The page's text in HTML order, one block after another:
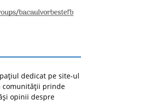
dedicat pe site-ul
comunității prinde
opinii despre